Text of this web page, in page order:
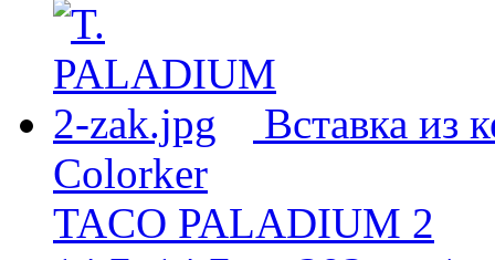
Вставка из
Colorker
TACO PALADIUM 2